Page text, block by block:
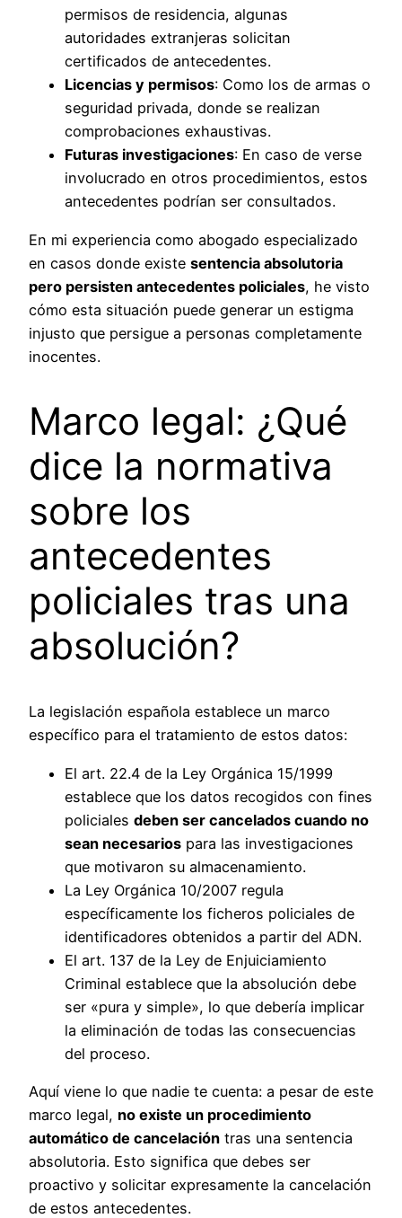
permisos de residencia, algunas
autoridades extranjeras solicitan
certificados de antecedentes.
Licencias y permisos: Como los de armas o
seguridad privada, donde se realizan
comprobaciones exhaustivas.
Futuras investigaciones: En caso de verse
involucrado en otros procedimientos, estos
antecedentes podrían ser consultados.
En mi experiencia como abogado especializado
en casos donde existe sentencia absolutoria
pero persisten antecedentes policiales, he visto
cómo esta situación puede generar un estigma
injusto que persigue a personas completamente
inocentes.
Marco legal: ¿Qué
dice la normativa
sobre los
antecedentes
policiales tras una
absolución?
La legislación española establece un marco
específico para el tratamiento de estos datos:
El art. 22.4 de la Ley Orgánica 15/1999
establece que los datos recogidos con fines
policiales deben ser cancelados cuando no
sean necesarios para las investigaciones
que motivaron su almacenamiento.
La Ley Orgánica 10/2007 regula
específicamente los ficheros policiales de
identificadores obtenidos a partir del ADN.
El art. 137 de la Ley de Enjuiciamiento
Criminal establece que la absolución debe
ser «pura y simple», lo que debería implicar
la eliminación de todas las consecuencias
del proceso.
Aquí viene lo que nadie te cuenta: a pesar de este
marco legal, no existe un procedimiento
automático de cancelación tras una sentencia
absolutoria. Esto significa que debes ser
proactivo y solicitar expresamente la cancelación
de estos antecedentes.